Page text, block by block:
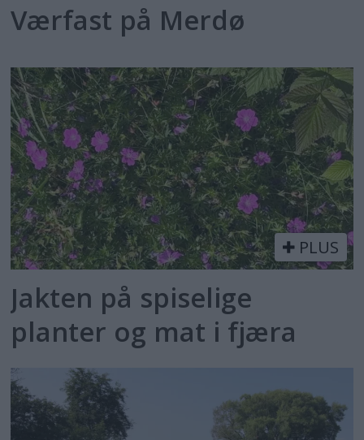
Værfast på Merdø
PLUS
Jakten på spiselige
planter og mat i fjæra